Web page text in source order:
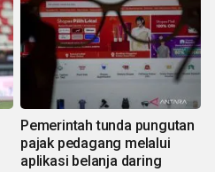
Pemerintah tunda pungutan
pajak pedagang melalui
aplikasi belanja daring